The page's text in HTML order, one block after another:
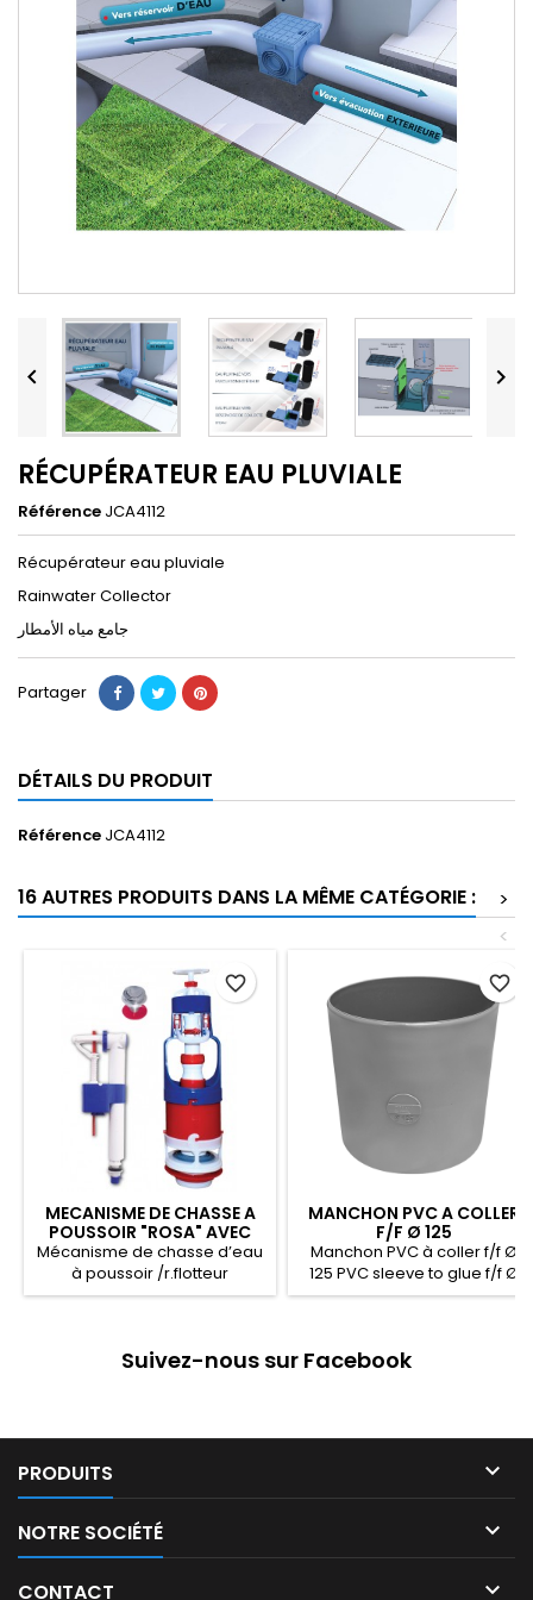
 
RÉCUPÉRATEUR EAU PLUVIALE
Référence JCA4112
Récupérateur eau pluviale
Rainwater Collector
جامع مياه الأمطار
Partager
DÉTAILS DU PRODUIT
Référence JCA4112
16 AUTRES PRODUITS DANS LA MÊME CATÉGORIE :
>
<
MECANISME DE CHASSE A
POUSSOIR "ROSA" AVEC
FLOTTEUR COMPACT
ALIMENTATION BAS
Mécanisme de chasse d’eau
à poussoir /r.flotteur
compact alimentation bas
favorite_border
MANCHON PVC A COLLER
F/F Ø 125
Manchon PVC à coller f/f Ø
125 PVC sleeve to glue f/f Ø
favorite_border
Suivez-nous sur Facebook
PRODUITS 
NOTRE SOCIÉTÉ 
CONTACT 